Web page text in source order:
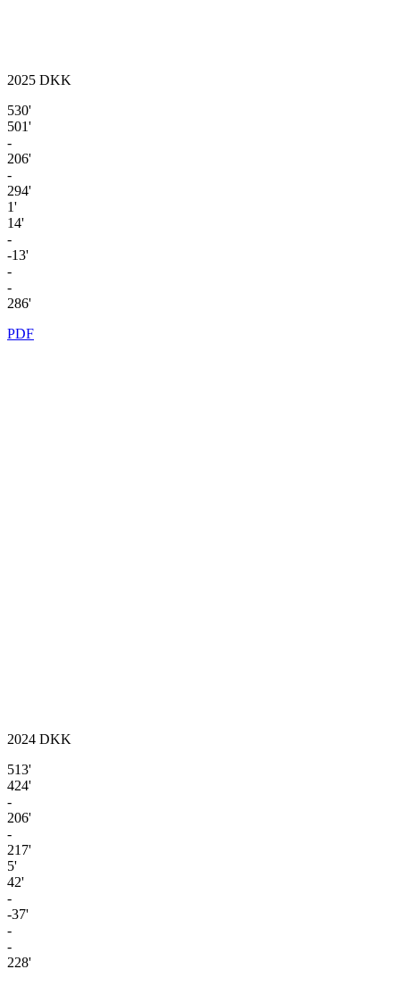
2025 DKK
530'
501'
-
206'
-
294'
1'
14'
-
-13'
-
-
286'
PDF
2024 DKK
513'
424'
-
206'
-
217'
5'
42'
-
-37'
-
-
228'